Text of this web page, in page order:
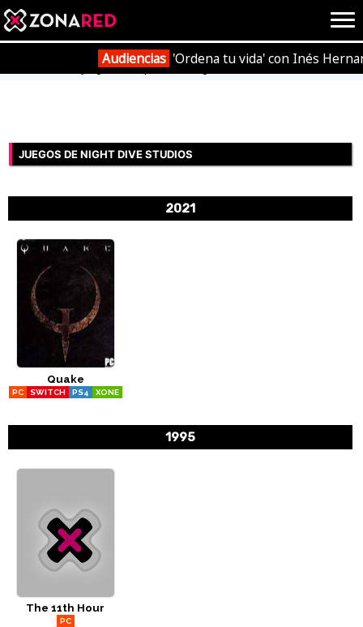
{literal}{/literal}
HOME JUEGOS
REPORTAJES
TRUCOS
E3
Audiencias 'Ordena tu vida' con Inés
Videojuegos Empresas
JUEGOS DE NIGHT DIVE STUDIOS
2021
Quake
PC SWITCH PS4 XONE
1995
The 11th Hour
PC